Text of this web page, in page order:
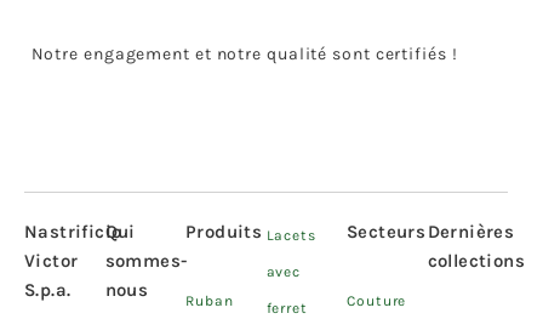
Notre engagement et notre qualité sont certifiés !
Nastrificio
Victor
S.p.a.
Qui
sommes-
nous
Produits
Ruban
Lacets
avec
ferret
Secteurs
Couture
Dernières
collections